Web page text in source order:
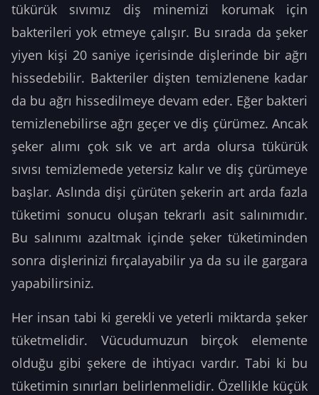
tükürük sıvımız diş minemizi korumak için
bakterileri yok etmeye çalışır. Bu sırada da şeker
yiyen kişi 20 saniye içerisinde dişlerinde bir ağrı
hissedebilir. Bakteriler dişten temizlenene kadar
da bu ağrı hissedilmeye devam eder. Eğer bakteri
temizlenebilirse ağrı geçer ve diş çürümez. Ancak
şeker alımı çok sık ve art arda olursa tükürük
sıvısı temizlemede yetersiz kalır ve diş çürümeye
başlar. Aslında dişi çürüten şekerin art arda fazla
tüketimi sonucu oluşan tekrarlı asit salınımıdır.
Bu salınımı azaltmak içinde şeker tüketiminden
sonra dişlerinizi fırçalayabilir ya da su ile gargara
yapabilirsiniz.
Her insan tabi ki gerekli ve yeterli miktarda şeker
tüketmelidir. Vücudumuzun birçok elemente
olduğu gibi şekere de ihtiyacı vardır. Tabi ki bu
tüketimin sınırları belirlenmelidir. Özellikle küçük